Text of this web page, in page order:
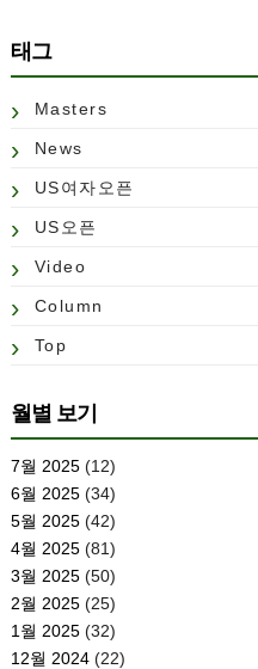
태그
Masters
News
US여자오픈
US오픈
Video
Column
Top
월별 보기
7월 2025(12)
6월 2025(34)
5월 2025(42)
4월 2025(81)
3월 2025(50)
2월 2025(25)
1월 2025(32)
12월 2024(22)